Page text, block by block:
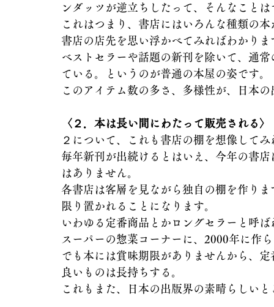
ンダッツが逆立ちしたって、そんなこと
これはつまり、書店にはいろんな種類の
書店の店先を思い浮かべてみればわかりま
ベストセラーや話題の新刊を除いて、通
ている。というのが普通の本屋の姿です。
このアイテム数の多さ、多様性が、日本
〈２．本は長い間にわたって販売される〉
２について、これも書店の棚を想像して
毎年新刊が出続けるとはいえ、今年の書
はありません。
各書店は客層を見ながら独自の棚を作り
限り置かれることになります。
いわゆる定番商品とかロングセラーと呼
スーパーの惣菜コーナーに、2000年に作
でも本には賞味期限がありませんから、
良いものは長持ちする。
これもまた、日本の出版界の素晴らしいと